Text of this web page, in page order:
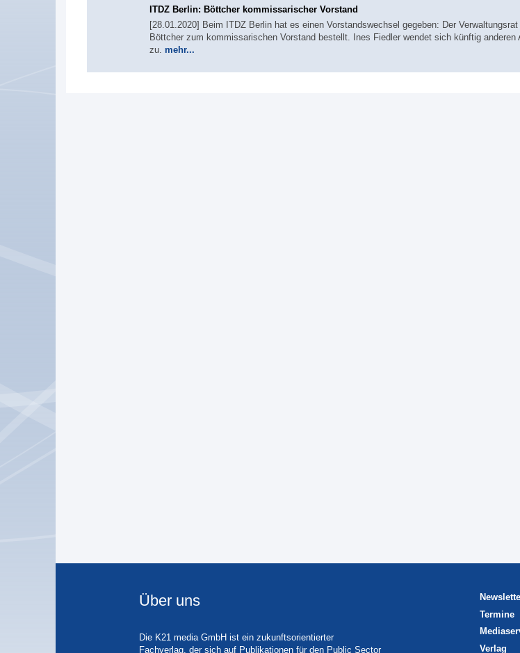
ITDZ Berlin: Böttcher kommissarischer Vorstand
[28.01.2020] Beim ITDZ Berlin hat es einen Vorstandswechsel gegeben: Der
Böttcher zum kommissarischen Vorstand bestellt. Ines Fiedler wendet sich künftig anderen
zu. mehr...
Über uns
Die K21 media GmbH ist ein zukunftsorientierter
Fachverlag, der sich auf Publikationen für den Public Sector
Termine
Verlag